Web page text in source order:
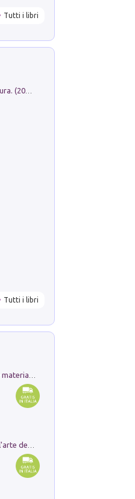
Tutti i libri
Tutti i libri
Ricerche dei dottorandi in storia dell'arte della Sapienza